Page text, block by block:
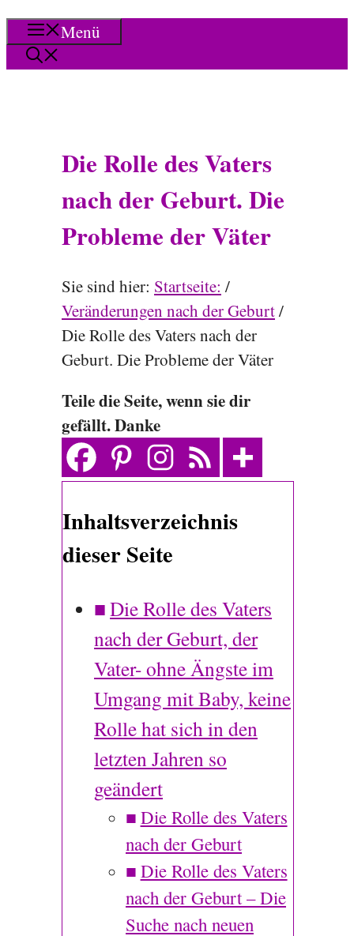
Menü
Die Rolle des Vaters
nach der Geburt. Die
Probleme der Väter
Sie sind hier: Startseite: /
Veränderungen nach der Geburt/
Die Rolle des Vaters nach der
Geburt. Die Probleme der Väter
Teile die Seite, wenn sie dir
gefällt. Danke
Inhaltsverzeichnis
dieser Seite
Die Rolle des Vaters
nach der Geburt, der
Vater- ohne Ängste im
Umgang mit Baby, keine
Rolle hat sich in den
letzten Jahren so
geändert
Die Rolle des Vaters
nach der Geburt
Die Rolle des Vaters
nach der Geburt – Die
Suche nach neuen